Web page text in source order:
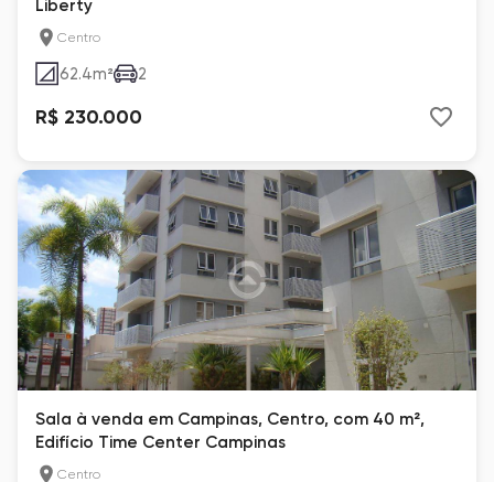
Liberty
Centro
62.4m² 2
R$ 230.000
Sala à venda em Campinas, Centro, com 40 m²,
Edifício Time Center Campinas
Centro